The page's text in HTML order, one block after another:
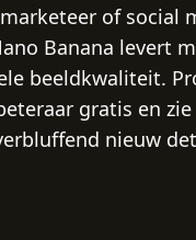
of social
Banana levert
beeldkwaliteit.
gratis en
nieuw